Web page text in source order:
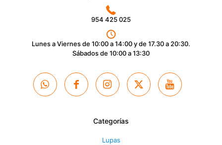
954 425 025
Lunes a Viernes de 10:00 a 14:00 y de 17.30 a 20:30.
Sábados de 10:00 a 13:30
Categorías
Lupas